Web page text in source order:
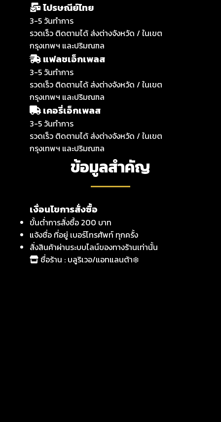
ไปรษณีย์ไทย
3-5 วันทำการ
รวดเร็ว ติดตามได้ ส่งต่างจังหวัด / ในเขต
กรุงเทพฯ และปริมณฑล
แฟลชเอ็กเพลส
3-5 วันทำการ
รวดเร็ว ติดตามได้ ส่งต่างจังหวัด / ในเขต
กรุงเทพฯ และปริมณฑล
เคอรี่เอ็กเพลส
3-5 วันทำการ
รวดเร็ว ติดตามได้ ส่งต่างจังหวัด / ในเขต
กรุงเทพฯ และปริมณฑล
ข้อมูลสำคัญ
เงื่อนไขการสั่งซื้อ
ขั้นต่ำการสั่งซื้อ 200 บาท
แจ้งชื่อ ที่อยู่ เบอร์โทรศัพท์ ทุกครั้ง
สั่งสินค้าผ่านระบบไลน์ของทางร้านเท่านั้น
ชื่อร้าน : บลูริเวอ/แอทแลนต้า❄️